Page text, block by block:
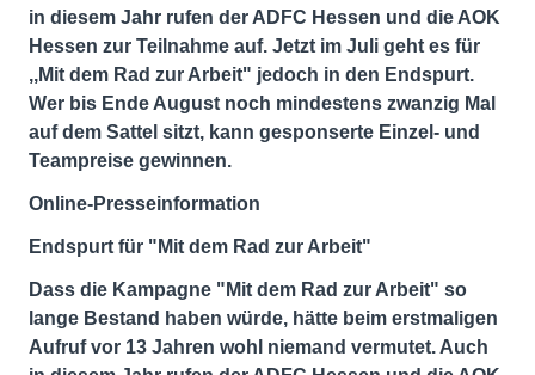
in diesem Jahr rufen der ADFC Hessen und die AOK
Hessen zur Teilnahme auf. Jetzt im Juli geht es für
,,Mit dem Rad zur Arbeit" jedoch in den Endspurt.
Wer bis Ende August noch mindestens zwanzig Mal
auf dem Sattel sitzt, kann gesponserte Einzel- und
Teampreise gewinnen.
Online-Presseinformation
Endspurt für "Mit dem Rad zur Arbeit"
Dass die Kampagne "Mit dem Rad zur Arbeit" so
lange Bestand haben würde, hätte beim erstmaligen
Aufruf vor 13 Jahren wohl niemand vermutet. Auch